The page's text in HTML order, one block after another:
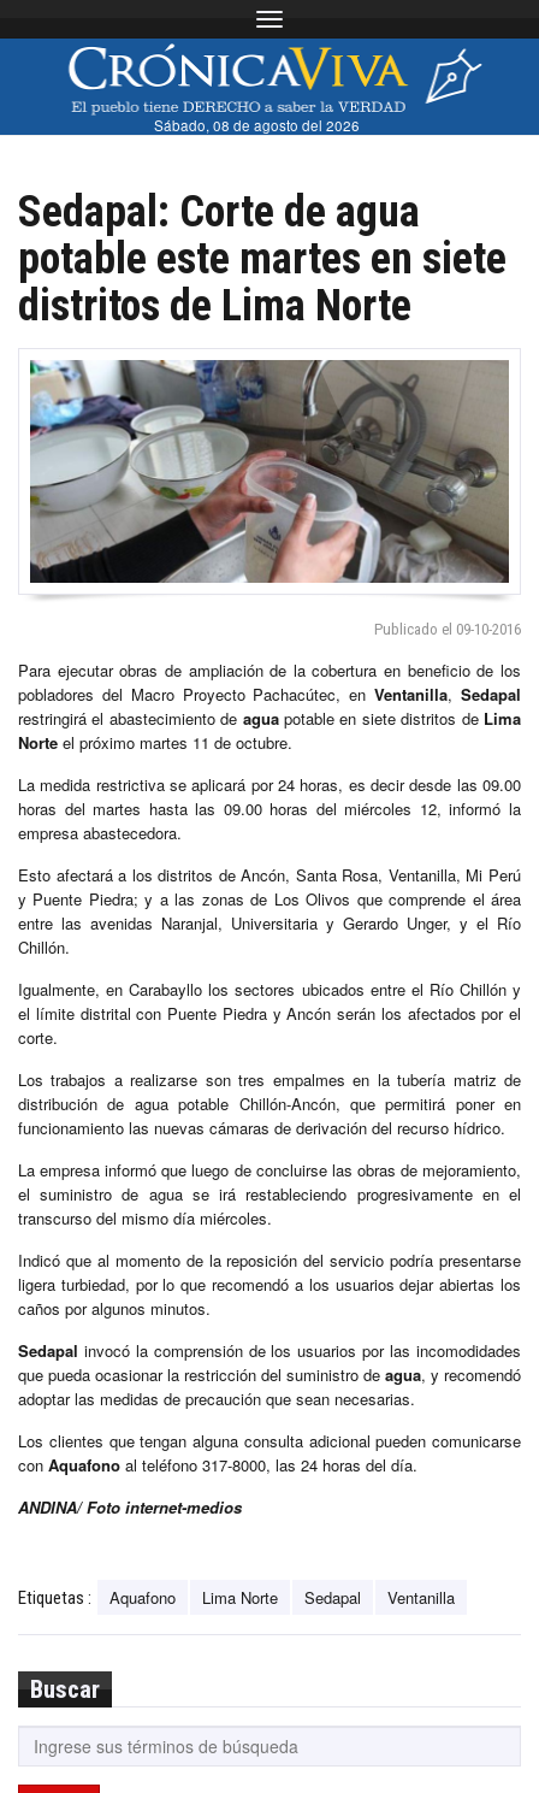
Toggle navigation
Sábado, 08 de agosto del 2026
Sedapal: Corte de agua
potable este martes en siete
distritos de Lima Norte
Publicado el 09-10-2016
Para ejecutar obras de ampliación de la cobertura en beneficio de los
pobladores del Macro Proyecto Pachacútec, enVentanilla,Sedapal
restringirá el abastecimiento de aguapotable en siete distritos de Lima
Norte el próximo martes 11 de octubre.
La medida restrictiva se aplicará por 24 horas, es decir desde las 09.00
horas del martes hasta las 09.00 horas del miércoles 12, informó la
empresa abastecedora.
Esto afectará a los distritos de Ancón, Santa Rosa, Ventanilla, Mi Perú
y Puente Piedra; y a las zonas de Los Olivos que comprende el área
entre las avenidas Naranjal, Universitaria y Gerardo Unger, y el Río
Chillón.
Igualmente, en Carabayllo los sectores ubicados entre el Río Chillón y
el límite distrital con Puente Piedra y Ancón serán los afectados por el
corte.
Los trabajos a realizarse son tres empalmes en la tubería matriz de
distribución de agua potable Chillón-Ancón, que permitirá poner en
funcionamiento las nuevas cámaras de derivación del recurso hídrico.
La empresa informó que luego de concluirse las obras de mejoramiento,
el suministro de agua se irá restableciendo progresivamente en el
transcurso del mismo día miércoles.
Indicó que al momento de la reposición del servicio podría presentarse
ligera turbiedad, por lo que recomendó a los usuarios dejar abiertas los
caños por algunos minutos.
Sedapal invocó la comprensión de los usuarios por las incomodidades
que pueda ocasionar la restricción del suministro de agua, y recomendó
adoptar las medidas de precaución que sean necesarias.
Los clientes que tengan alguna consulta adicional pueden comunicarse
con Aquafono al teléfono 317-8000, las 24 horas del día.
ANDINA/ Foto internet-medios
Etiquetas : Aquafono Lima Norte Sedapal Ventanilla
Buscar